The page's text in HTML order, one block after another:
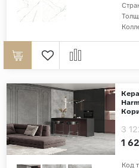
Код
1
3